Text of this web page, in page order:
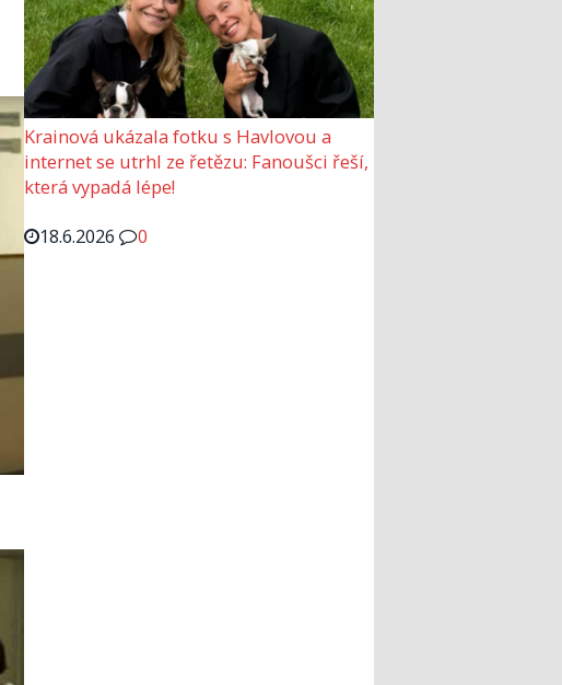
Krainová ukázala fotku s Havlovou a
internet se utrhl ze řetězu: Fanoušci řeší,
která vypadá lépe!
18.6.2026
0